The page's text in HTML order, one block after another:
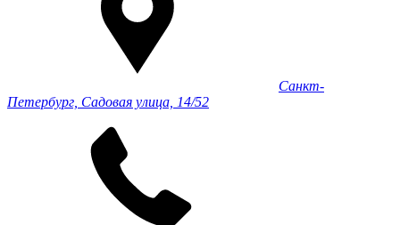
Санкт-
Петербург, Садовая улица, 14/52